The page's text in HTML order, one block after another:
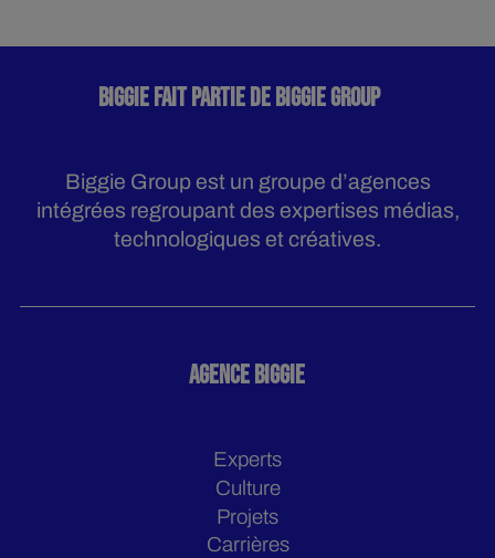
BIGGIE FAIT PARTIE DE BIGGIE GROUP
Biggie Group est un groupe d’agences
intégrées regroupant des expertises médias,
technologiques et créatives.
AGENCE BIGGIE
Experts
Culture
Projets
Carrières